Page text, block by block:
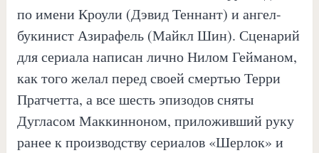
по имени Кроули (Дэвид Теннант) и ангел-
букинист Азирафель (Майкл Шин). Сценарий
для сериала написан лично Нилом Гейманом,
как того желал перед своей смертью Терри
Пратчетта, а все шесть эпизодов сняты
Дугласом Маккинноном, приложивший руку
ранее к производству сериалов «Шерлок» и